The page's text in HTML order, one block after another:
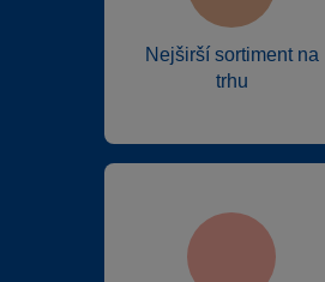
Nejširší sortiment na
trhu